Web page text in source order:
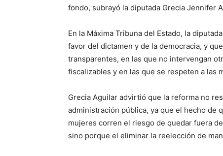
fondo, subrayó la diputada Grecia Jennifer
En la Máxima Tribuna del Estado, la
favor del dictamen y de la democracia, y
transparentes, en las que no intervengan
fiscalizables y en las que se respeten a las
Grecia Aguilar advirtió que la reforma no
administración pública, ya que el hecho de
mujeres corren el riesgo de quedar fuera
sino porque el eliminar la reelección de